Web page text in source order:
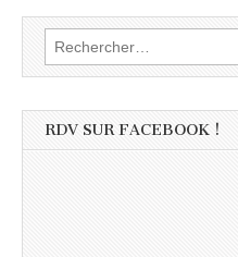
Rechercher :
RDV SUR FACEBOOK !